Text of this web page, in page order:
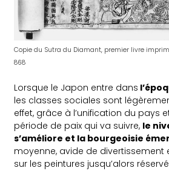
Copie du Sutra du Diamant, premier livre
868
Lorsque le Japon entre dans
les classes sociales sont
effet, grâce à l’unification du pays
période de paix qui va suivre, le
s’améliore et la bourgeoisie
moyenne, avide de divertissement
sur les peintures jusqu’alors